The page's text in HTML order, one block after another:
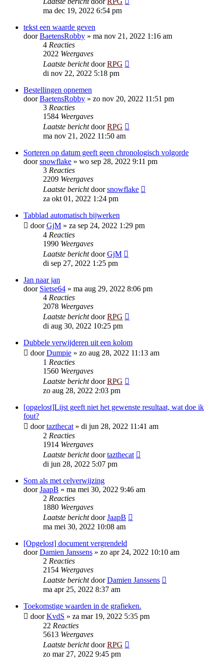
ma dec 19, 2022 6:54 pm
tekst een waarde geven
doorBaetensRobby » ma nov 21, 2022 1:16 am
4 Reacties
2022 Weergaves
Laatste berichtdoorRPG
di nov 22, 2022 5:18 pm
Bestellingen opnemen
doorBaetensRobby » zo nov 20, 2022 11:51 pm
3 Reacties
1584 Weergaves
Laatste berichtdoorRPG
ma nov 21, 2022 11:50 am
Sorteren op datum geeft geen chronologisch volgorde
doorsnowflake » wo sep 28, 2022 9:11 pm
3 Reacties
2209 Weergaves
Laatste berichtdoorsnowflake
za okt 01, 2022 1:24 pm
Tabblad automatisch bijwerken
doorGjM » za sep 24, 2022 1:29 pm
4 Reacties
1990 Weergaves
Laatste berichtdoorGjM
di sep 27, 2022 1:25 pm
Jan naar jan
door Sietse64 » ma aug 29, 2022 8:06 pm
4 Reacties
2078 Weergaves
Laatste berichtdoorRPG
di aug 30, 2022 10:25 pm
Dubbele verwijderen uit een kolom
doorDumpie » zo aug 28, 2022 11:13 am
1 Reacties
1560 Weergaves
Laatste berichtdoorRPG
zo aug 28, 2022 2:03 pm
[opgelost]Lijst geeft niet het gewenste resultaat, wat doe ik
fout?
doortazthecat » di jun 28, 2022 11:41 am
2 Reacties
1914 Weergaves
Laatste berichtdoortazthecat
di jun 28, 2022 5:07 pm
Som als met celverwijzing
doorJaapB » ma mei 30, 2022 9:46 am
2 Reacties
1880 Weergaves
Laatste berichtdoorJaapB
ma mei 30, 2022 10:08 am
[Opgelost] document vergrendeld
doorDamien Janssens » zo apr 24, 2022 10:10 am
2 Reacties
2154 Weergaves
Laatste berichtdoorDamien Janssens
ma apr 25, 2022 8:37 am
Toekomstige waarden in de grafieken.
doorKvdS » za mar 19, 2022 5:35 pm
22 Reacties
5613 Weergaves
Laatste berichtdoorRPG
zo mar 27, 2022 9:45 pm